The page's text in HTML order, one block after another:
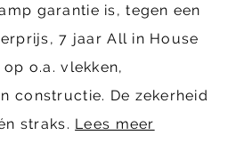
garantie is, tegen een
7 jaar All in House
o.a. vlekken,
constructie. De zekerheid
straks. Lees meer